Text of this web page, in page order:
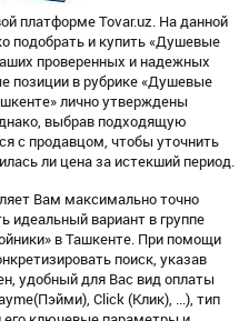
платформе Tovar.uz. На данной
подобрать и купить «Душевые
проверенных и надежных
позиции в рубрике «Душевые
лично утверждены
выбрав подходящую
с продавцом, чтобы уточнить
ли цена за истекший период.
Вам максимально точно
идеальный вариант в группе
в Ташкенте. При помощи
поиск, указав
удобный для Вас вид оплаты
Click (Клик), ...), тип